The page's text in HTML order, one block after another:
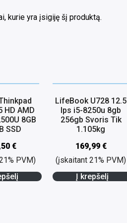
kurie yra įsigiję šį produktą.
HD AMD
8GB
SSD
€
PVM)
LifeBook U728 12.5
Ips i5-8250u 8gb
256gb Svoris Tik
1.105kg
169,99 €
(įskaitant 21% PVM)
Į krepšelį